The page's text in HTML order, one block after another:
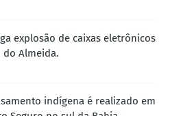
explosão de caixas eletrônicos
do Almeida.
indígena é realizado em